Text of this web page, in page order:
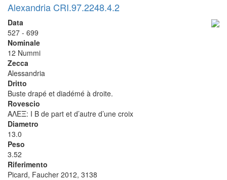
Alexandria CRI.97.2248.4.2
Data
527 - 699
Nominale
12 Nummi
Zecca
Alessandria
Dritto
Buste drapé et diadémé à droite.
Rovescio
ΑΛΕΞ: I B de part et d’autre d’une croix
Diametro
13.0
Peso
3.52
Riferimento
Picard, Faucher 2012, 3138